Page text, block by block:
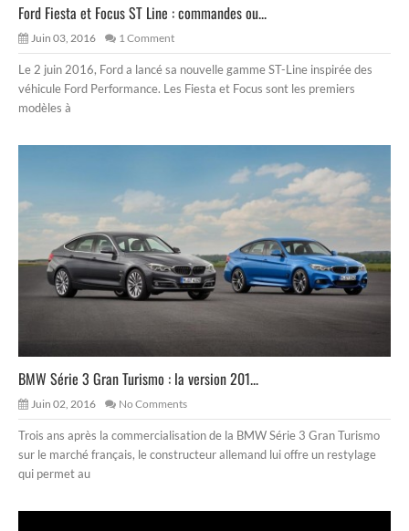
Ford Fiesta et Focus ST Line : commandes ou...
Juin 03, 2016 1 Comment
Le 2 juin 2016, Ford a lancé sa nouvelle gamme ST-Line inspirée des
véhicule Ford Performance. Les Fiesta et Focus sont les premiers
modèles à
BMW Série 3 Gran Turismo : la version 201...
Juin 02, 2016 No Comments
Trois ans après la commercialisation de la BMW Série 3 Gran Turismo
sur le marché français, le constructeur allemand lui offre un restylage
qui permet au